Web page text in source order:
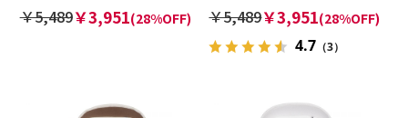
イシャツ
￥5,489￥3,951(28%OFF)
シャツ
￥5,489￥3,951(28%OFF)
4.7 （3）